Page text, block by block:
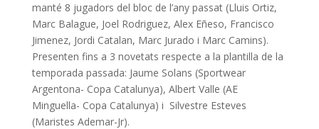
manté 8 jugadors del bloc de l’any passat (Lluis Ortiz,
Marc Balague, Joel Rodriguez, Alex Eñeso, Francisco
Jimenez, Jordi Catalan, Marc Jurado i Marc Camins).
Presenten fins a 3 novetats respecte a la plantilla de la
temporada passada: Jaume Solans (Sportwear
Argentona- Copa Catalunya), Albert Valle (AE
Minguella- Copa Catalunya) i Silvestre Esteves
(Maristes Ademar-Jr).